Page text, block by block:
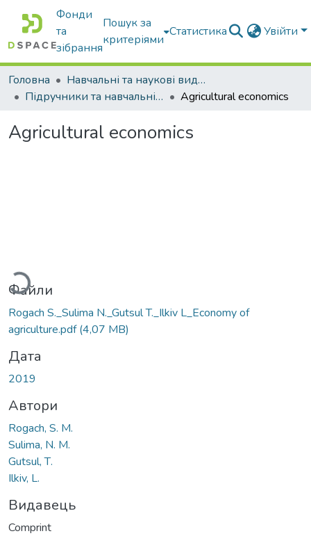
Фонди
та
зібрання
Пошук за
критеріями
Статистика Увійти
Головна
Навчальні та наукові видання
Підручники та навчальні посібники
Agricultural economics
Agricultural economics
Файли
Rogach S._Sulima N._Gutsul T._Ilkiv L_Economy of
agriculture.pdf(4,07 MB)
Дата
2019
Автори
Rogach, S. M.
Sulima, N. M.
Gutsul, Т.
Ilkiv, L.
Видавець
Comprint